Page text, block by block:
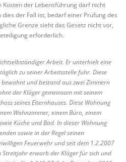
der Lebensführung darf nicht
der Fall ist, bedarf einer Prüfung des
Grenze sieht das Gesetz nicht vor,
erforderlich.
Arbeit. Er unterhielt eine
zu seiner Arbeitsstelle fuhr. Diese
und bestand aus zwei Zimmern
der Kläger gemeinsam mit seinem
seines Elternhauses. Diese Wohnung
Wohnzimmer, einem Büro, einem
Küche und Bad. In dieser Wohnung
sowie in der Regel seinen
Feuerwehr und seit dem 1.2.2007
Streitjahr erwarb der Kläger für sich und